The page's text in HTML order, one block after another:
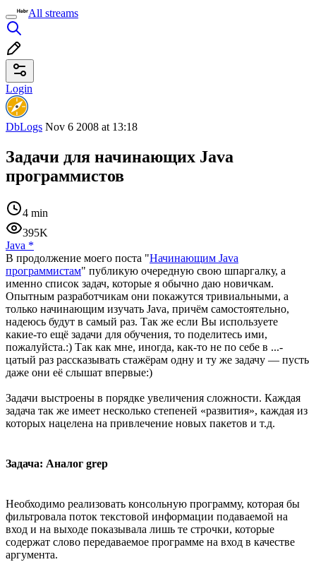
All streams
Login
DbLogs Nov 6 2008 at 13:18
Задачи для начинающих Java
программистов
4 min
395K
Java *
В продолжение моего поста "Начинающим Java
программистам" публикую очередную свою шпаргалку, а
именно список задач, которые я обычно даю новичкам.
Опытным разработчикам они покажутся тривиальными, а
только начинающим изучать Java, причём самостоятельно,
надеюсь будут в самый раз. Так же если Вы используете
какие-то ещё задачи для обучения, то поделитесь ими,
пожалуйста.:) Так как мне, иногда, как-то не по себе в ...-
цатый раз рассказывать стажёрам одну и ту же задачу — пусть
даже они её слышат впервые:)
Задачи выстроены в порядке увеличения сложности. Каждая
задача так же имеет несколько степеней «развития», каждая из
которых нацелена на привлечение новых пакетов и т.д.
Задача: Аналог grep
Необходимо реализовать консольную программу, которая бы
фильтровала поток текстовой информации подаваемой на
вход и на выходе показывала лишь те строчки, которые
содержат слово передаваемое программе на вход в качестве
аргумента.